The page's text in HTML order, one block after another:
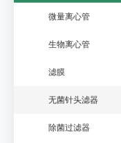
微量离心管
生物离心管
滤膜
无菌针头滤器
除菌过滤器